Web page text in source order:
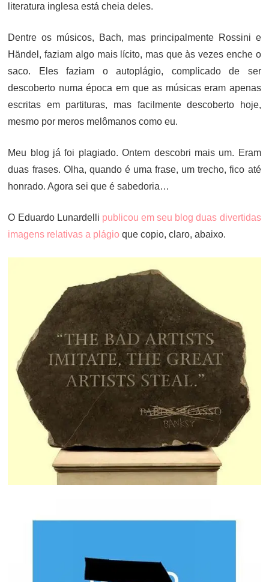
literatura inglesa está cheia deles.
Dentre os músicos, Bach, mas principalmente Rossini e
Händel, faziam algo mais lícito, mas que às vezes enche o
saco. Eles faziam o autoplágio, complicado de ser
descoberto numa época em que as músicas eram apenas
escritas em partituras, mas facilmente descoberto hoje,
mesmo por meros melômanos como eu.
Meu blog já foi plagiado. Ontem descobri mais um. Eram
duas frases. Olha, quando é uma frase, um trecho, fico até
honrado. Agora sei que é sabedoria…
O Eduardo Lunardelli publicou em seu blog duas divertidas
imagens relativas a plágio que copio, claro, abaixo.